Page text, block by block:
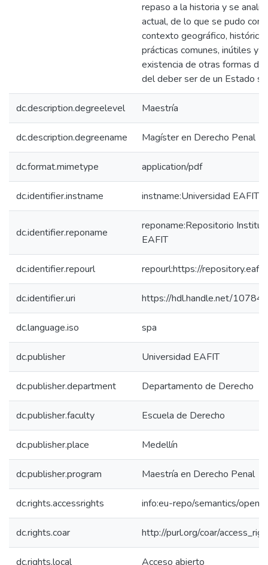
repaso a la historia y se
actual, de lo que se pudo
contexto geográfico, histórico
prácticas comunes, inútiles y
existencia de otras formas
del deber ser de un Estado
dc.description.degreelevel Maestría
dc.description.degreename Magíster en Derecho Penal
dc.format.mimetype application/pdf
dc.identifier.instname instname:Universidad EAFIT
dc.identifier.reponame
reponame:Repositorio
EAFIT
dc.identifier.repourl repourl:https://
dc.identifier.uri https://hdl.handle.net/
dc.language.iso spa
dc.publisher Universidad EAFIT
dc.publisher.department Departamento de Derecho
dc.publisher.faculty Escuela de Derecho
dc.publisher.place Medellín
dc.publisher.program Maestría en Derecho Penal
dc.rights.accessrights info:eu-repo/semantics/
dc.rights.coar http://purl.org/coar/
dc.rights.local Acceso abierto